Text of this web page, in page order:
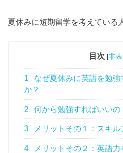
夏休みに短期留学を考えている
目次 [非
1
なぜ夏休みに英語を勉
か？
2 何から勉強すればいいの
3 メリットその１：スキル
4 メリットその２：英語